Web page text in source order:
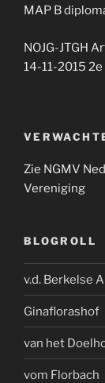
MAP B
NOJG-JTGH
14-11-2015
Zie NGMV
Vereniging
BLOGROLL
v.d. Berkelse
Ginaflorashof
van het
vom Florbach